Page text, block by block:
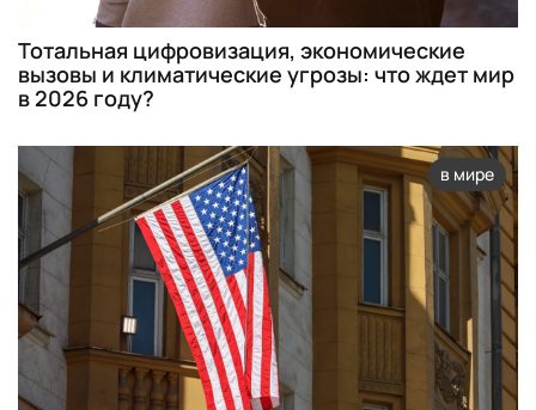
Тотальная цифровизация, экономические
вызовы и климатические угрозы: что ждет мир
в 2026 году?
в мире